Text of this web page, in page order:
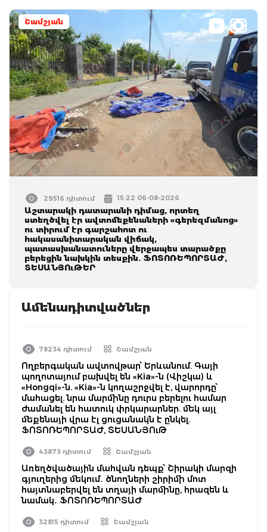
Շամշյան
29516 դիտում 15:22 06-08-2026
Աշտարակի դատարանի դիմաց, որտեղ
ստեղծվել էր ավտոմեքենաների «գերեզմանոց»
ու տիրում էր գարշահոտ ու
հակասանիտարական վիճակ,
պատասխանատուները վերջապես տարածքը
բերեցին նախկին տեսքին. ՖՈՏՈՌԵՊՈՐՏԱԺ,
ՏԵՍԱՆՅՈւԹԵՐ
Ամենադիտվածներ
78234 դիտում Շամշյան
Ողբերգական ավտովթար՝ Երևանում. Գայի
պողոտայում բախվել են «Kia»-ն (Վիշկա) և
«Hongqi»-ն. «Kia»-ն կողաշրջվել է, վարորդը՝
մահացել. նրա մարմինը դուրս բերելու համար
ժամանել են հատուկ փրկարարներ. մեկ այլ
մեքենայի վրա էլ ցուցանակն է ընկել.
ՖՈՏՈՌԵՊՈՐՏԱԺ, ՏԵՍԱՆՅՈւԹ
43873 դիտում Շամշյան
Առեղծվածային մահվան դեպք՝ Շիրակի մարզի
գյուղերից մեկում․ ծնողների շիրիմի մոտ
հայտնաբերվել են տղայի մարմինը, հրազեն և
նամակ․ ՖՈՏՈՌԵՊՈՐՏԱԺ
32815 դիտում Շամշյան